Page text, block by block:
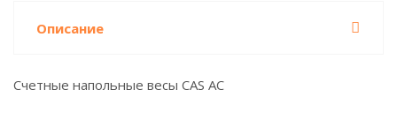
Описание
Счетные напольные весы CAS AC